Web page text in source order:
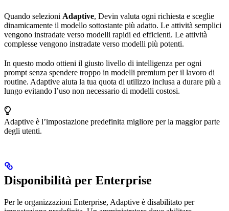
Quando selezioni Adaptive, Devin valuta ogni richiesta e sceglie
dinamicamente il modello sottostante più adatto. Le attività semplici
vengono instradate verso modelli rapidi ed efficienti. Le attività
complesse vengono instradate verso modelli più potenti.
In questo modo ottieni il giusto livello di intelligenza per ogni
prompt senza spendere troppo in modelli premium per il lavoro di
routine. Adaptive aiuta la tua quota di utilizzo inclusa a durare più a
lungo evitando l’uso non necessario di modelli costosi.
Adaptive è l’impostazione predefinita migliore per la maggior parte
degli utenti.
Disponibilità per Enterprise
Per le organizzazioni Enterprise, Adaptive è disabilitato per